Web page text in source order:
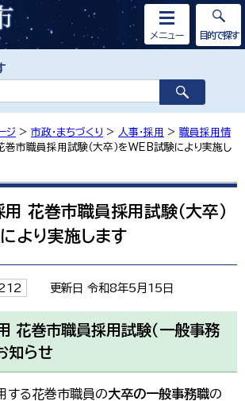
メニュー 目的で探す
ジ > 市政・まちづくり > 人事・採用 > 職員採用情
市職員採用試験（大卒）をWEB試験により実施し
花巻市職員採用試験（大卒）
より実施します
更新日 令和8年5月15日
花巻市職員採用試験（一般事務
知らせ
する花巻市職員の大卒の一般事務職の